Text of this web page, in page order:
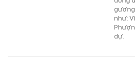
gương
như:
dự.